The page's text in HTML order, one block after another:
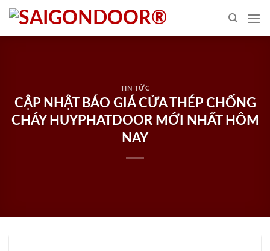
Skip
content
TIN TỨC
CẬP NHẬT BÁO GIÁ CỬA THÉP CHỐNG
CHÁY HUYPHATDOOR MỚI NHẤT HÔM
NAY